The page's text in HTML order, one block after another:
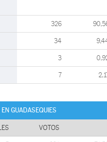
326
34
3
7
GUADASEQUIES
VOTOS